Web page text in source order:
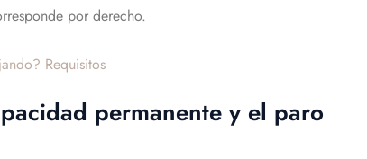
por derecho.
Requisitos
permanente y el paro